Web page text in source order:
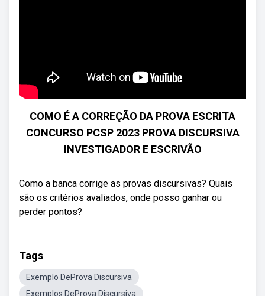
COMO É A CORREÇÃO DA PROVA ESCRITA
CONCURSO PCSP 2023 PROVA DISCURSIVA
INVESTIGADOR E ESCRIVÃO
Como a banca corrige as provas discursivas? Quais
são os critérios avaliados, onde posso ganhar ou
perder pontos?
Tags
Exemplo DeProva Discursiva
Exemplos DeProva Discursiva